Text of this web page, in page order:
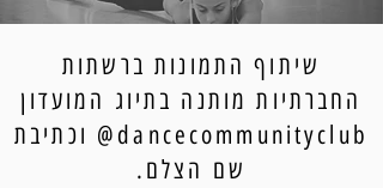
שיתוף התמונות ברשתות
החברתיות מותנה בתיוג המועדון
dancecommunityclub@ וכתיבת
שם הצלם.